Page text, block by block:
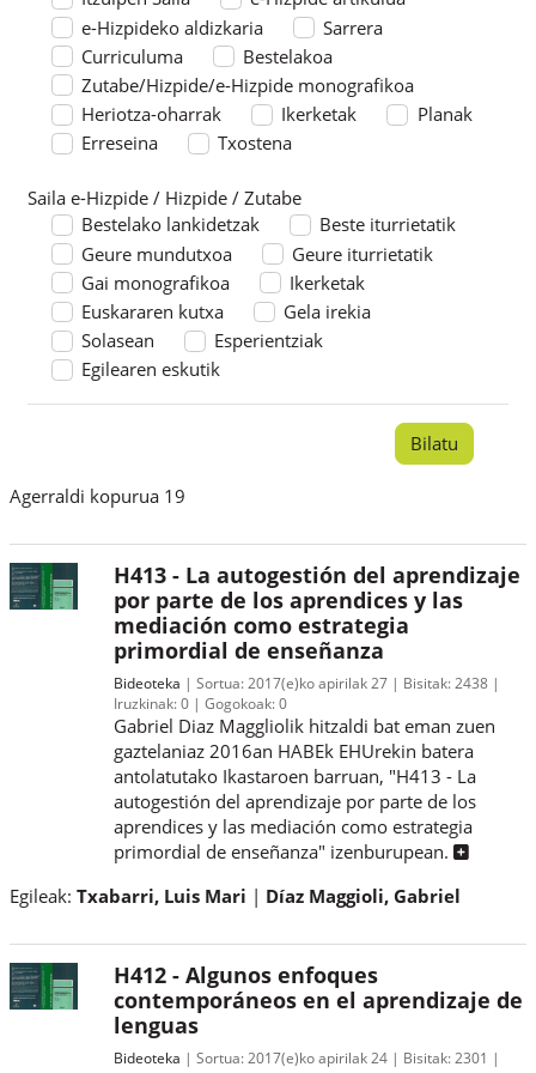
e-Hizpideko aldizkaria
Sarrera
Curriculuma
Bestelakoa
Zutabe/Hizpide/e-Hizpide monografikoa
Heriotza-oharrak
Ikerketak
Planak
Erreseina
Txostena
Saila e-Hizpide / Hizpide / Zutabe
Saila e-Hizpide / Hizpide / Zutabe
Bestelako lankidetzak
Beste iturrietatik
Geure mundutxoa
Geure iturrietatik
Gai monografikoa
Ikerketak
Euskararen kutxa
Gela irekia
Solasean
Esperientziak
Egilearen eskutik
Agerraldi kopurua 19
H413 - La autogestión del aprendizaje
por parte de los aprendices y las
mediación como estrategia
primordial de enseñanza
Bideoteka Sortua: 2017(e)ko apirilak 27 Bisitak: 2438
Iruzkinak:0 Gogokoak:0
Gabriel Diaz Maggliolik hitzaldi bat eman zuen
gaztelaniaz 2016an HABEk EHUrekin batera
antolatutako Ikastaroen barruan, "H413 - La
autogestión del aprendizaje por parte de los
aprendices y las mediación como estrategia
primordial de enseñanza" izenburupean.
Egileak: Txabarri, Luis Mari Díaz Maggioli, Gabriel
H412 - Algunos enfoques
contemporáneos en el aprendizaje de
lenguas
Bideoteka Sortua: 2017(e)ko apirilak 24 Bisitak: 2301